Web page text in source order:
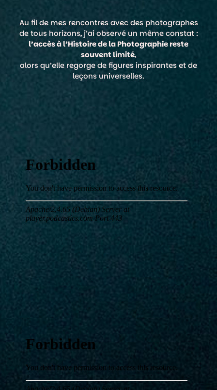
Au fil de mes rencontres avec des photographes
de tous horizons, j’ai observé un même constat :
l’accès à l’Histoire de la Photographie reste
souvent limité,
alors qu’elle regorge de figures inspirantes et de
leçons universelles.